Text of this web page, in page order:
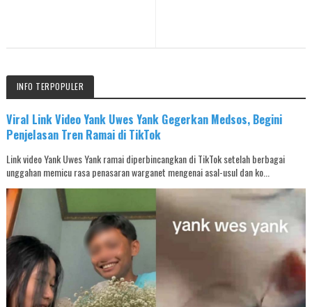
INFO TERPOPULER
Viral Link Video Yank Uwes Yank Gegerkan Medsos, Begini
Penjelasan Tren Ramai di TikTok
Link video Yank Uwes Yank ramai diperbincangkan di TikTok setelah berbagai
unggahan memicu rasa penasaran warganet mengenai asal-usul dan ko...